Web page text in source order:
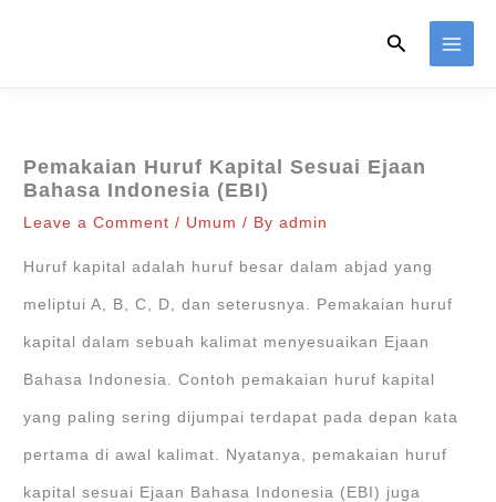
Search
Pemakaian Huruf Kapital Sesuai Ejaan
Bahasa Indonesia (EBI)
Leave a Comment / Umum / Byadmin
Huruf kapital adalah huruf besar dalam abjad yang
meliptui A, B, C, D, dan seterusnya. Pemakaian huruf
kapital dalam sebuah kalimat menyesuaikan Ejaan
Bahasa Indonesia. Contoh pemakaian huruf kapital
yang paling sering dijumpai terdapat pada depan kata
pertama di awal kalimat. Nyatanya, pemakaian huruf
kapital sesuai Ejaan Bahasa Indonesia (EBI) juga